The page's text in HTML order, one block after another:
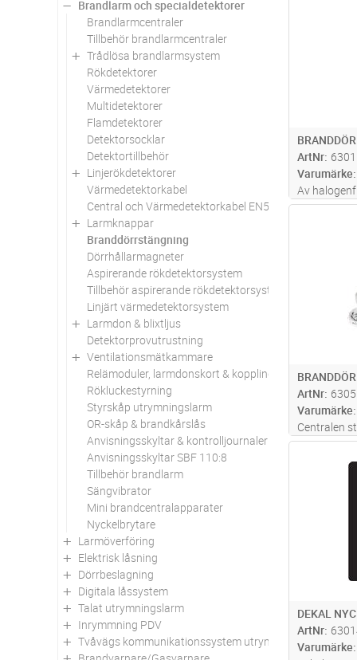
Brandlarm och specialdetektorer
Brandlarmcentraler
Tillbehör brandlarmcentraler
Trådlösa brandlarmsystem
Rökdetektorer
Värmedetektorer
Multidetektorer
Flamdetektorer
Detektorsocklar
Detektortillbehör
Linjerökdetektorer
Värmedetektorkabel
Central och Värmedetektorkabel EN54
Larmknappar
Branddörrstängning
Dörrhållarmagneter
Aspirerande rökdetektorsystem
Tillbehör aspirerande rökdetektorsystem
Linjärt värmedetektorsystem
Larmdon & blixtljus
Detektorprovutrustning
Ventilationsmätkammare
Relämoduler, larmdonskort & kopplingsmateriel
Rökluckestyrning
Styrskåp utrymningslarm
OR-skåp & brandkårslås
Anvisningsskyltar & kontrolljournaler
Anvisningsskyltar SBF 110:8
Tillbehör brandlarm
Sängvibrator
Mini brandcentralapparater
Nyckelbrytare
Larmöverföring
Elektrisk låsning
Dörrbeslagning
Digitala låssystem
Talat utrymningslarm
Inrymmning PDV
Tvåvägs kommunikationssystem utrymningsplats
ArtNr
Varumärke
Av
med
eller
manuell
ArtNr
Varumärke
Centralen
fördröjning
med
DEKAL
ArtNr
Varumärke